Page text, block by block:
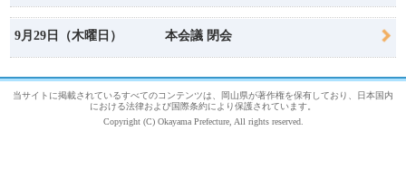
9月29日（木曜日） 本会議 閉会
当サイトに掲載されているすべてのコンテンツは、岡山県が著作権を保有しており、日本国内
における法律および国際条約により保護されています。
Copyright (C) Okayama Prefecture, All rights reserved.